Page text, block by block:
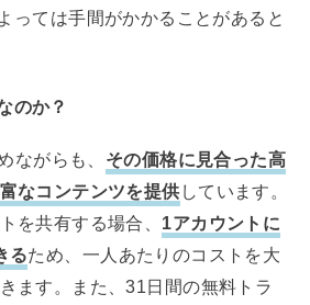
っては手間がかかることがあると
のか？
ながらも、 その価格に見合った高
なコンテンツを提供 しています。
を共有する場合、 1アカウントに
るため、一人あたりのコストを大
ます。また、31日間の無料トラ